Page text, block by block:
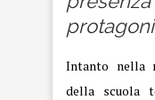
Intanto nella
della scuola